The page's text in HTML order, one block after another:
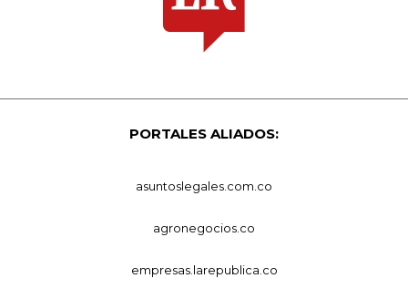
PORTALES ALIADOS:
asuntoslegales.com.co
agronegocios.co
empresas.larepublica.co